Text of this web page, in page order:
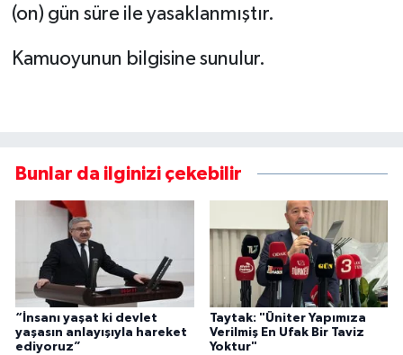
(on) gün süre ile yasaklanmıştır.
Kamuoyunun bilgisine sunulur.
Bunlar da ilginizi çekebilir
“İnsanı yaşat ki devlet
yaşasın anlayışıyla hareket
ediyoruz”
Taytak: "Üniter Yapımıza
Verilmiş En Ufak Bir Taviz
Yoktur"